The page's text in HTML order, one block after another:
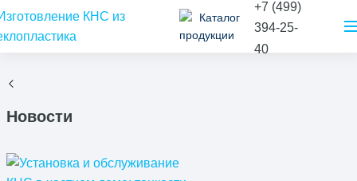
Каталог
продукции
+7 (499)
394-25-
40
Новости